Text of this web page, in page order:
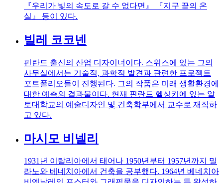
『우리가 빛의 속도로 갈 수 없다면』 『지구 끝의 온
실』 등이 있다.
빌레 코코넨
핀란드 출신의 산업 디자이너이다. 스위스에 있는 그의
사무실에서는 기술적, 과학적 발견과 관련한 프로젝트
포트폴리오들이 진행된다. 그의 작품은 미래 생활환경에
대한 예측의 결과물이다. 현재 핀란드 헬싱키에 있는 알
토대학교의 예술디자인 및 건축학부에서 교수로 재직하
고 있다.
마시모 비넬리
1931년 이탈리아에서 태어나 1950년부터 1957년까지 밀
라노와 베네치아에서 건축을 공부했다. 1964년 베네치아